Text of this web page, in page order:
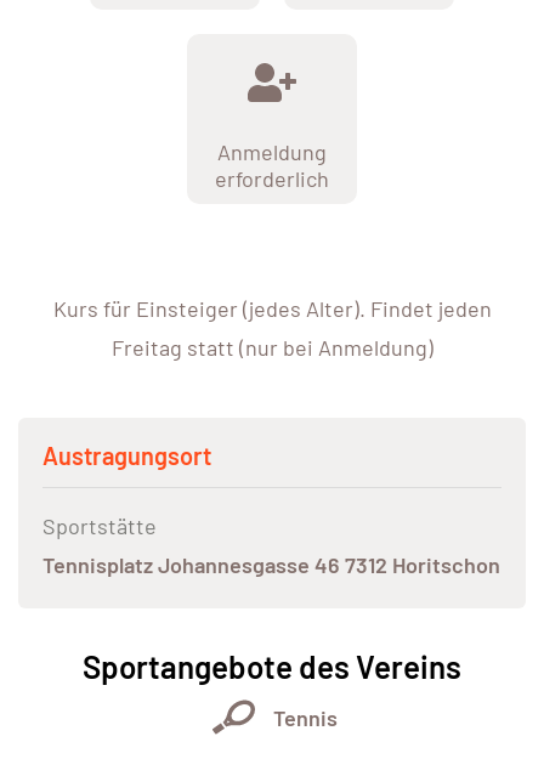
Anmeldung
erforderlich
Kurs für Einsteiger (jedes Alter). Findet jeden
Freitag statt (nur bei Anmeldung)
Austragungsort
Sportstätte
Tennisplatz Johannesgasse 46 7312 Horitschon
Sportangebote des Vereins
Tennis